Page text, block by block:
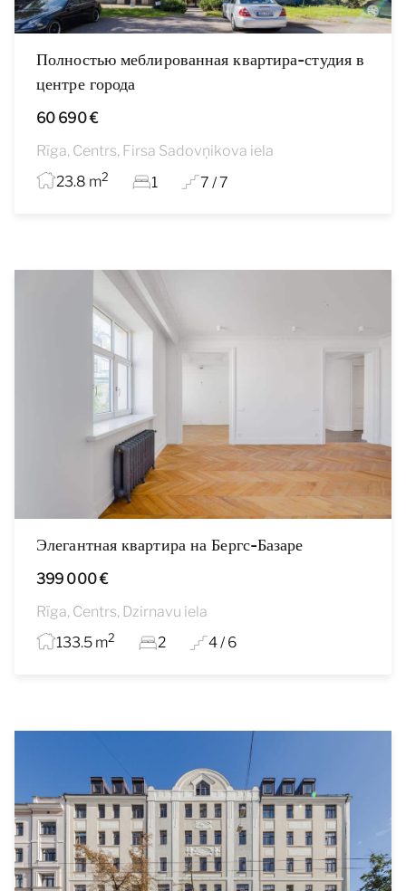
Полностью меблированная квартира-студия в
центре города
60 690 €
Rīga, Centrs, Firsa Sadovņikova iela
23.8 m2 1 7 / 7
Элегантная квартира на Бергс-Базаре
399 000 €
Rīga, Centrs, Dzirnavu iela
133.5 m2 2 4 / 6